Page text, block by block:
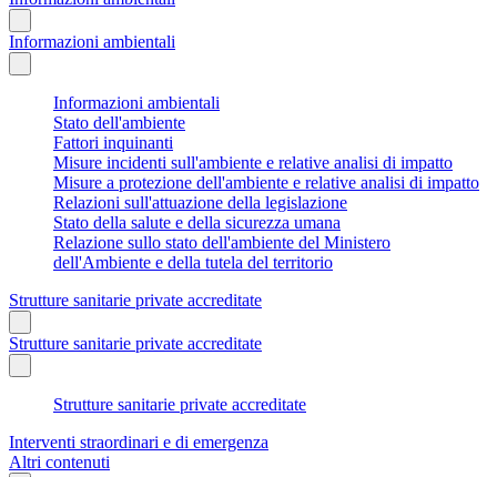
Informazioni ambientali
Informazioni ambientali
Stato dell'ambiente
Fattori inquinanti
Misure incidenti sull'ambiente e relative analisi di impatto
Misure a protezione dell'ambiente e relative analisi di impatto
Relazioni sull'attuazione della legislazione
Stato della salute e della sicurezza umana
Relazione sullo stato dell'ambiente del Ministero
dell'Ambiente e della tutela del territorio
Strutture sanitarie private accreditate
Strutture sanitarie private accreditate
Strutture sanitarie private accreditate
Interventi straordinari e di emergenza
Altri contenuti